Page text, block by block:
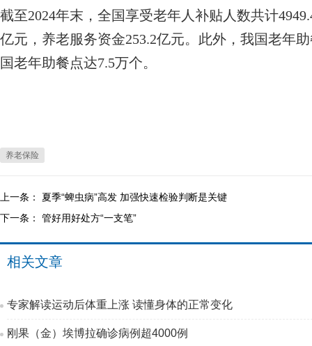
截至2024年末，全国享受老年人补贴人数共计
亿元，养老服务资金253.2亿元。此外，我国老年
国老年助餐点达7.5万个。
养老保险
上一条： 夏季“蜱虫病”高发 加强快速检验判断是关键
下一条： 管好用好处方“一支笔”
相关文章
专家解读运动后体重上涨 读懂身体的正常变化
刚果（金）埃博拉确诊病例超4000例